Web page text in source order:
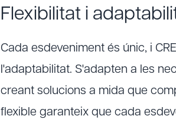
Flexibilitat i
Cada esdeveniment és únic, i
l'adaptabilitat. S'adapten a les
creant solucions a mida que
flexible garanteix que cada